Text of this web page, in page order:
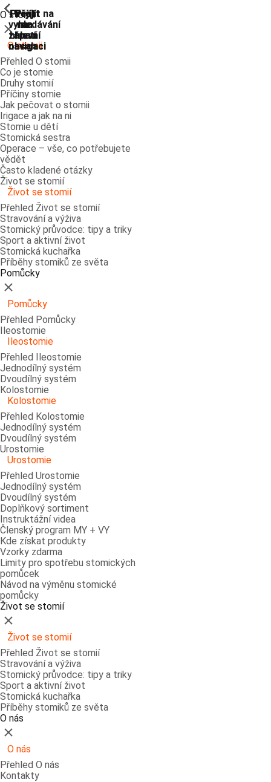
Přejít na
vyhledávání
Přejít
na
hlavní
navigaci
Přejít
na
hlavní
navigaci
Přejít
na
hlavní
obsah
Přejít
na
zápatí
O stomii
ShowPrevious
Zavřít
O stomii
Přehled O stomii
Co je stomie
Druhy stomií
Příčiny stomie
Jak pečovat o stomii
Irigace a jak na ni
Stomie u dětí
Stomická sestra
Operace – vše, co potřebujete
vědět
Často kladené otázky
Život se stomií
ShowPrevious
Život se stomií
Přehled Život se stomií
Stravování a výživa
Stomický průvodce: tipy a triky
Sport a aktivní život
Stomická kuchařka
Příběhy stomiků ze světa
Pomůcky
ShowPrevious
Zavřít
Pomůcky
Přehled Pomůcky
Ileostomie
ShowPrevious
Ileostomie
Přehled Ileostomie
Jednodílný systém
Dvoudílný systém
Kolostomie
ShowPrevious
Kolostomie
Přehled Kolostomie
Jednodílný systém
Dvoudílný systém
Urostomie
ShowPrevious
Urostomie
Přehled Urostomie
Jednodílný systém
Dvoudílný systém
Doplňkový sortiment
Instruktážní videa
Členský program MY + VY
Kde získat produkty
Vzorky zdarma
Limity pro spotřebu stomických
pomůcek
Návod na výměnu stomické
pomůcky
Život se stomií
ShowPrevious
Zavřít
Život se stomií
Přehled Život se stomií
Stravování a výživa
Stomický průvodce: tipy a triky
Sport a aktivní život
Stomická kuchařka
Příběhy stomiků ze světa
O nás
ShowPrevious
Zavřít
O nás
Přehled O nás
Kontakty